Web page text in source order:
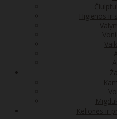
Higienos ir
Kelionės ir